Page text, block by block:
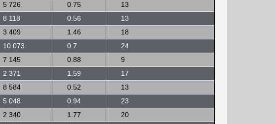
5 726 0.75
13
8 118 0.56
13
3 409 1.46
18
10 073 0.7
24
7 145 0.88
9
2 371 1.59
17
8 584 0.52
13
5 048 0.94
23
2 340 1.77
20